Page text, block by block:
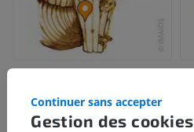
Gestion des cookies
Continuer sans accepter